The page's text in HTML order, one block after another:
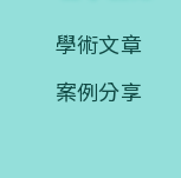
學術文章
案例分享